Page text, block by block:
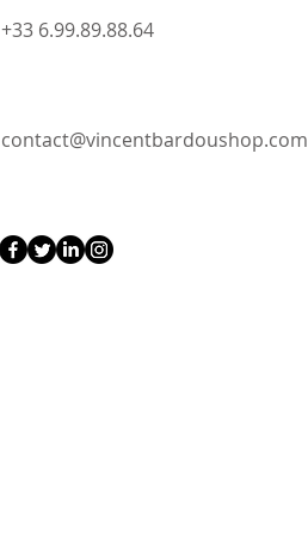
+33 6.99.89.88.64
contact@vincentbardoushop.com